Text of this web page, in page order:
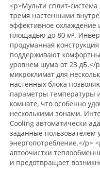
<p>Мульти сплит-система
тремя настенными
эффективное
площадью до 80 м².
продуманная
поддерживают
уровнем шума от 23 дБ.</
микроклимат для
настенных блока
параметры температуры
комнате, что особенно
несколькими зонами.
Cooling автоматически
заданные пользователем
энергопотребление.</p>
автоочистки
и предотвращает